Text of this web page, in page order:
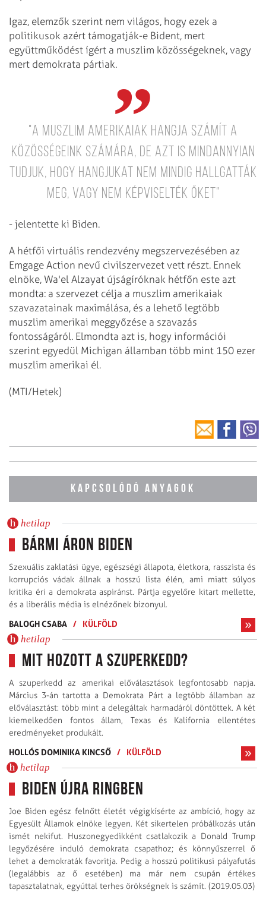
Igaz, elemzők szerint nem világos, hogy ezek a
politikusok azért támogatják-e Bident, mert
együttműködést ígért a muszlim közösségeknek, vagy
mert demokrata pártiak.
"A muszlim amerikaiak hangja számít a
közösségeink számára, de azt is mindannyian
tudjuk, hogy hangjukat nem mindig hallgatták
meg, vagy nem képviselték őket"
- jelentette ki Biden.
A hétfői virtuális rendezvény megszervezésében az
Emgage Action nevű civilszervezet vett részt. Ennek
elnöke, Wa'el Alzayat újságíróknak hétfőn este azt
mondta: a szervezet célja a muszlim amerikaiak
szavazatainak maximálása, és a lehető legtöbb
muszlim amerikai meggyőzése a szavazás
fontosságáról. Elmondta azt is, hogy információi
szerint egyedül Michigan államban több mint 150 ezer
muszlim amerikai él.
(MTI/Hetek)
KAPCSOLÓDÓ ANYAGOK
hetilap
Bármi áron Biden
Szexuális zaklatási ügye, egészségi állapota, életkora, rasszista és
korrupciós vádak állnak a hosszú lista élén, ami miatt súlyos
kritika éri a demokrata aspiránst. Pártja egyelőre kitart mellette,
és a liberális média is elnézőnek bizonyul.
BALOGH CSABA / KÜLFÖLD
hetilap
Mit hozott a szuperkedd?
A szuperkedd az amerikai előválasztások legfontosabb napja.
Március 3-án tartotta a Demokrata Párt a legtöbb államban az
előválasztást: több mint a delegáltak harmadáról döntöttek. A két
kiemelkedően fontos állam, Texas és Kalifornia ellentétes
eredményeket produkált.
HOLLÓS DOMINIKA KINCSŐ / KÜLFÖLD
hetilap
Biden újra ringben
Joe Biden egész felnőtt életét végigkísérte az ambíció, hogy az
Egyesült Államok elnöke legyen. Két sikertelen próbálkozás után
ismét nekifut. Huszonegyedikként csatlakozik a Donald Trump
legyőzésére induló demokrata csapathoz; és könnyűszerrel ő
lehet a demokraták favoritja. Pedig a hosszú politikusi pályafutás
(legalábbis az ő esetében) ma már nem csupán értékes
tapasztalatnak, egyúttal terhes örökségnek is számít. (2019.05.03)